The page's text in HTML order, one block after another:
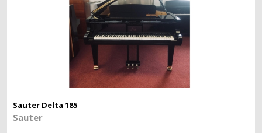
Sauter Delta 185
Sauter